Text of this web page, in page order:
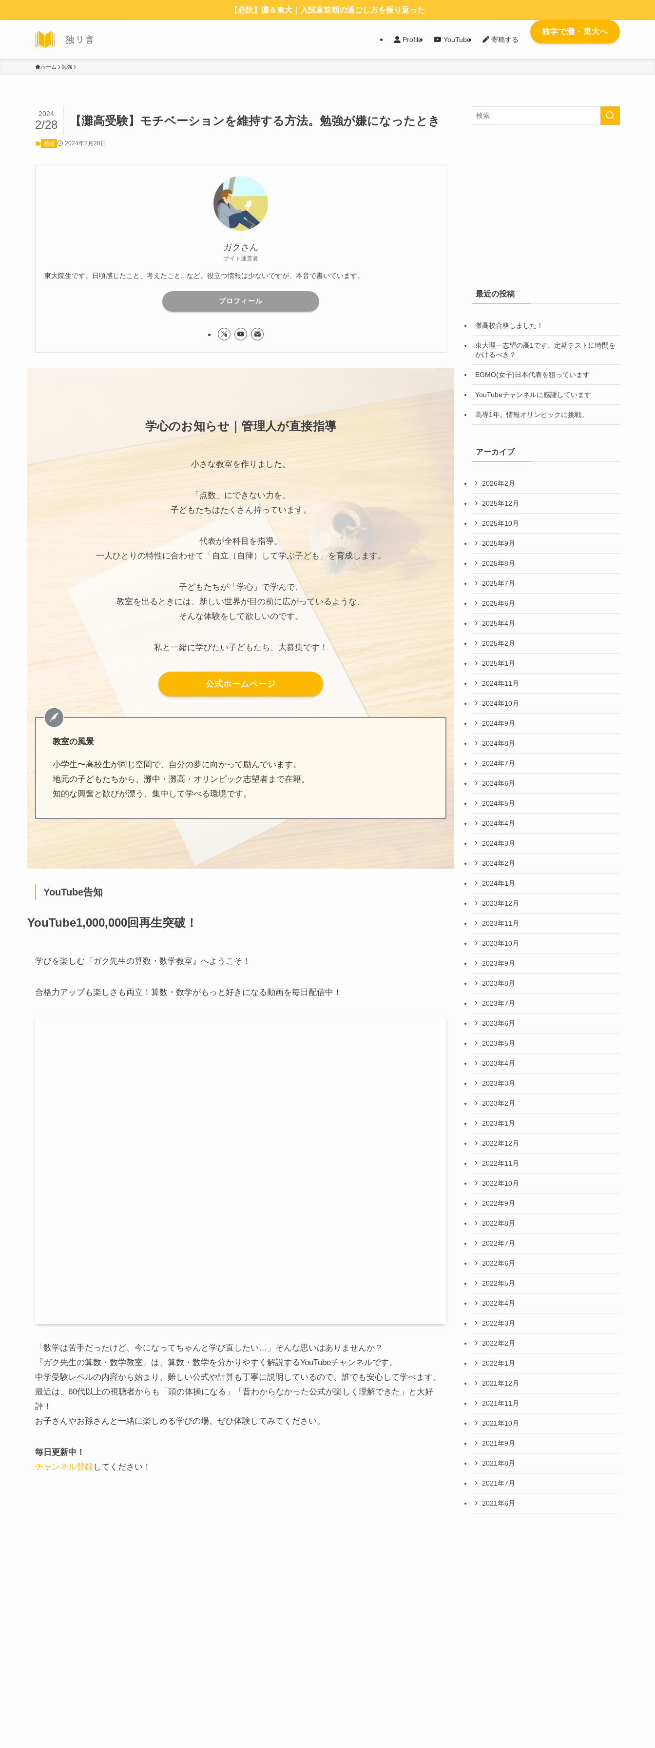
【必読】灘＆東大｜入試直前期の過ごし方を振り返った
Profile YouTube 寄稿する
独学で灘・東大へ
ホーム 勉強
【灘高受験】モチベーションを維持する方法。勉強が嫌になったとき
2024
2/28
勉強 2024年2月28日
ガクさん
サイト運営者
東大院生です。日頃感じたこと、考えたこと...など。役立つ情報は少ないですが、本音で書いています。
プロフィール
学心のお知らせ｜管理人が直接指導
小さな教室を作りました。
「点数」にできない力を、
子どもたちはたくさん持っています。
代表が全科目を指導。
一人ひとりの特性に合わせて「自立（自律）して学ぶ子ども」を育成します。
子どもたちが「学心」で学んで、
教室を出るときには、新しい世界が目の前に広がっているような、
そんな体験をして欲しいのです。
私と一緒に学びたい子どもたち、大募集です！
公式ホームページ
教室の風景
小学生〜高校生が同じ空間で、自分の夢に向かって励んでいます。
地元の子どもたちから、灘中・灘高・オリンピック志望者まで在籍。
知的な興奮と歓びが漂う、集中して学べる環境です。
YouTube告知
YouTube1,000,000回再生突破！
学びを楽しむ『ガク先生の算数・数学教室』へようこそ！
合格力アップも楽しさも両立！算数・数学がもっと好きになる動画を毎日配信中！
「数学は苦手だったけど、今になってちゃんと学び直したい…」そんな思いはありませんか？
『ガク先生の算数・数学教室』は、算数・数学を分かりやすく解説するYouTubeチャンネルです。
中学受験レベルの内容から始まり、難しい公式や計算も丁寧に説明しているので、誰でも安心して学べます。
最近は、60代以上の視聴者からも「頭の体操になる」「昔わからなかった公式が楽しく理解できた」と大好
評！
お子さんやお孫さんと一緒に楽しめる学びの場、ぜひ体験してみてください。
毎日更新中！
チャンネル登録してください！
最近の投稿
灘高校合格しました！
東大理一志望の高1です。定期テストに時間を
かけるべき？
EGMO(女子)日本代表を狙っています
YouTubeチャンネルに感謝しています
高専1年。情報オリンピックに挑戦。
アーカイブ
2026年2月
2025年12月
2025年10月
2025年9月
2025年8月
2025年7月
2025年6月
2025年4月
2025年2月
2025年1月
2024年11月
2024年10月
2024年9月
2024年8月
2024年7月
2024年6月
2024年5月
2024年4月
2024年3月
2024年2月
2024年1月
2023年12月
2023年11月
2023年10月
2023年9月
2023年8月
2023年7月
2023年6月
2023年5月
2023年4月
2023年3月
2023年2月
2023年1月
2022年12月
2022年11月
2022年10月
2022年9月
2022年8月
2022年7月
2022年6月
2022年5月
2022年4月
2022年3月
2022年2月
2022年1月
2021年12月
2021年11月
2021年10月
2021年9月
2021年8月
2021年7月
2021年6月